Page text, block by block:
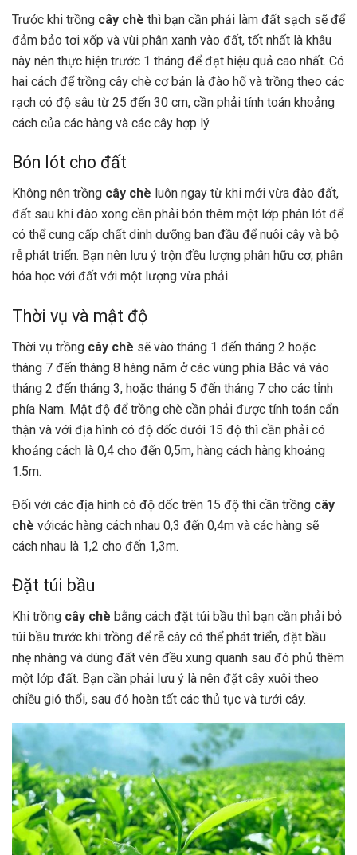
Trước khi trồng cây chè thì bạn cần phải làm đất sạch sẽ để
đảm bảo tơi xốp và vùi phân xanh vào đất, tốt nhất là khâu
này nên thực hiện trước 1 tháng để đạt hiệu quả cao nhất. Có
hai cách để trồng cây chè cơ bản là đào hố và trồng theo các
rạch có độ sâu từ 25 đến 30 cm, cần phải tính toán khoảng
cách của các hàng và các cây hợp lý.
Bón lót cho đất
Không nên trồng cây chè luôn ngay từ khi mới vừa đào đất,
đất sau khi đào xong cần phải bón thêm một lớp phân lót để
có thể cung cấp chất dinh dưỡng ban đầu để nuôi cây và bộ
rễ phát triển. Bạn nên lưu ý trộn đều lượng phân hữu cơ, phân
hóa học với đất với một lượng vừa phải.
Thời vụ và mật độ
Thời vụ trồng cây chè sẽ vào tháng 1 đến tháng 2 hoặc
tháng 7 đến tháng 8 hàng năm ở các vùng phía Bắc và vào
tháng 2 đến tháng 3, hoặc tháng 5 đến tháng 7 cho các tỉnh
phía Nam. Mật độ để trồng chè cần phải được tính toán cẩn
thận và với địa hình có độ dốc dưới 15 độ thì cần phải có
khoảng cách là 0,4 cho đến 0,5m, hàng cách hàng khoảng
1.5m.
Đối với các địa hình có độ dốc trên 15 độ thì cần trồng cây
chè vớicác hàng cách nhau 0,3 đến 0,4m và các hàng sẽ
cách nhau là 1,2 cho đến 1,3m.
Đặt túi bầu
Khi trồng cây chè bằng cách đặt túi bầu thì bạn cần phải bỏ
túi bầu trước khi trồng để rễ cây có thể phát triển, đặt bầu
nhẹ nhàng và dùng đất vén đều xung quanh sau đó phủ thêm
một lớp đất. Bạn cần phải lưu ý là nên đặt cây xuôi theo
chiều gió thổi, sau đó hoàn tất các thủ tục và tưới cây.